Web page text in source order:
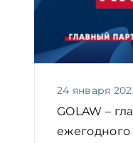
24 января
GOLAW –